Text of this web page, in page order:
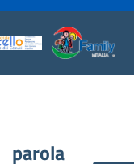
parola